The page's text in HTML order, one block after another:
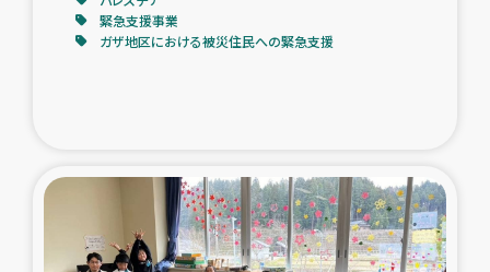
緊急支援事業
ガザ地区における被災住民への緊急支援